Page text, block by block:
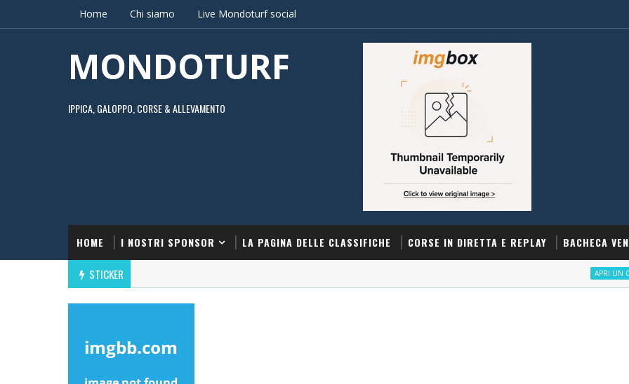
Home Chi siamo Live Mondoturf social
MONDOTURF
IPPICA, GALOPPO, CORSE & ALLEVAMENTO
HOME I NOSTRI SPONSOR LA PAGINA DELLE CLASSIFICHE CORSE IN DIRETTA E REPLAY BACHECA
STICKER APRI UN CONTO